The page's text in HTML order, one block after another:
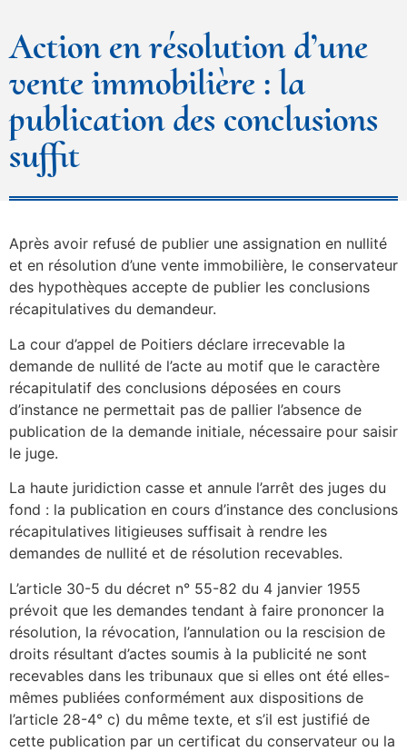
Action en résolution d’une
vente immobilière : la
publication des conclusions
suffit
Après avoir refusé de publier une assignation en nullité
et en résolution d’une vente immobilière, le conservateur
des hypothèques accepte de publier les conclusions
récapitulatives du demandeur.
La cour d’appel de Poitiers déclare irrecevable la
demande de nullité de l’acte au motif que le caractère
récapitulatif des conclusions déposées en cours
d’instance ne permettait pas de pallier l’absence de
publication de la demande initiale, nécessaire pour saisir
le juge.
La haute juridiction casse et annule l’arrêt des juges du
fond : la publication en cours d’instance des conclusions
récapitulatives litigieuses suffisait à rendre les
demandes de nullité et de résolution recevables.
L’article 30-5 du décret n° 55-82 du 4 janvier 1955
prévoit que les demandes tendant à faire prononcer la
résolution, la révocation, l’annulation ou la rescision de
droits résultant d’actes soumis à la publicité ne sont
recevables dans les tribunaux que si elles ont été elles-
mêmes publiées conformément aux dispositions de
l’article 28-4° c) du même texte, et s’il est justifié de
cette publication par un certificat du conservateur ou la